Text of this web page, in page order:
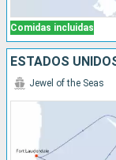
Comidas incluidas
ESTADOS
Jewel of the Seas